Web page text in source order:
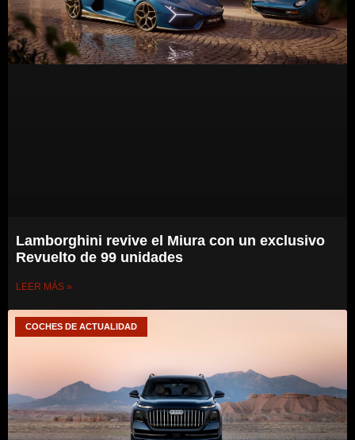
Lamborghini revive el Miura con un exclusivo
Revuelto de 99 unidades
LEER MÁS »
COCHES DE ACTUALIDAD